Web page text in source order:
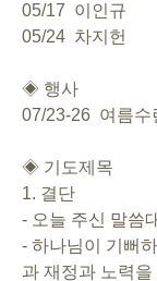
05/17  이인규
05/24  차지헌
◈ 행사
07/23-26  여름수
◈ 기도제목
1. 결단
- 하나님이 기뻐
과 재정과 노력